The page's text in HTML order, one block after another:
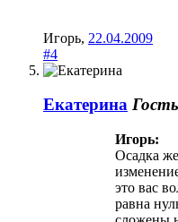
Игорь, 22.04.2009
#4
Екатерина Гость
Игорь:
Осадка
это вас
равна